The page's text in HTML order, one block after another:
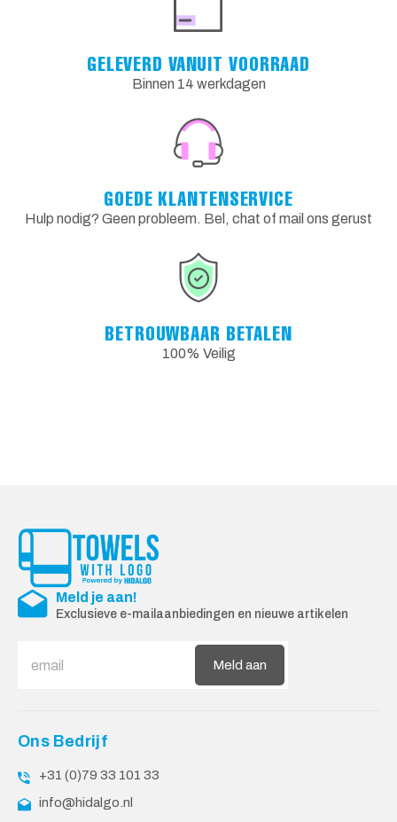
GELEVERD VANUIT VOORRAAD
Binnen 14 werkdagen
GOEDE KLANTENSERVICE
Hulp nodig? Geen probleem. Bel, chat of mail ons gerust
BETROUWBAAR BETALEN
100% Veilig
Meld je aan!
Exclusieve e-mailaanbiedingen en nieuwe artikelen
Meld aan
Ons Bedrijf
+31 (0)79 33 101 33
info@hidalgo.nl